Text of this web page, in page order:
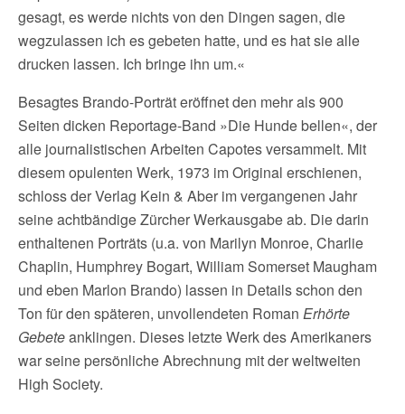
gesagt, es werde nichts von den Dingen sagen, die
wegzulassen ich es gebeten hatte, und es hat sie alle
drucken lassen. Ich bringe ihn um.«
Besagtes Brando-Porträt eröffnet den mehr als 900
Seiten dicken Reportage-Band »Die Hunde bellen«, der
alle journalistischen Arbeiten Capotes versammelt. Mit
diesem opulenten Werk, 1973 im Original erschienen,
schloss der Verlag Kein & Aber im vergangenen Jahr
seine achtbändige Zürcher Werkausgabe ab. Die darin
enthaltenen Porträts (u.a. von Marilyn Monroe, Charlie
Chaplin, Humphrey Bogart, William Somerset Maugham
und eben Marlon Brando) lassen in Details schon den
Ton für den späteren, unvollendeten Roman Erhörte
Gebeteanklingen. Dieses letzte Werk des Amerikaners
war seine persönliche Abrechnung mit der weltweiten
High Society.